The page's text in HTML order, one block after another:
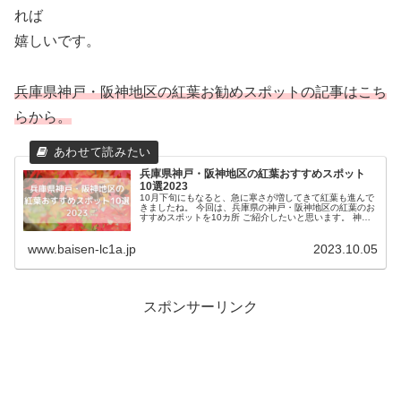
れば
嬉しいです。
兵庫県神戸・阪神地区の紅葉お勧めスポットの記事はこち
らから。
兵庫県神戸・阪神地区の紅葉おすすめスポット
10選2023
10月下旬にもなると、急に寒さが増してきて紅葉も進んで
きましたね。 今回は、兵庫県の神戸・阪神地区の紅葉のお
すすめスポットを10カ所 ご紹介したいと思います。 神戸
www.baisen-lc1a.jp 2023.10.05
スポンサーリンク